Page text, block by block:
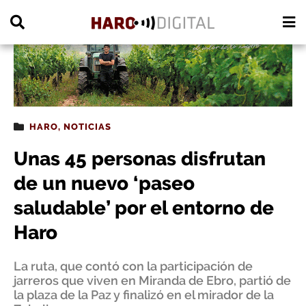
HARO, NOTICIAS
Unas 45 personas disfrutan
de un nuevo ‘paseo
saludable’ por el entorno de
Haro
La ruta, que contó con la participación de
jarreros que viven en Miranda de Ebro, partió de
la plaza de la Paz y finalizó en el mirador de la